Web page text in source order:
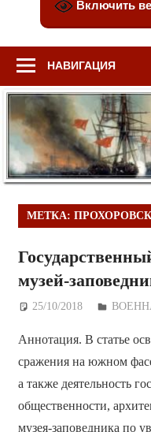
Включить
НАВИГАЦИЯ
МЕТКА:
музей-
25/10/2018
Аннотация. В статье
сражения на южном
а также деятельность
общественности,
музея-заповедника по